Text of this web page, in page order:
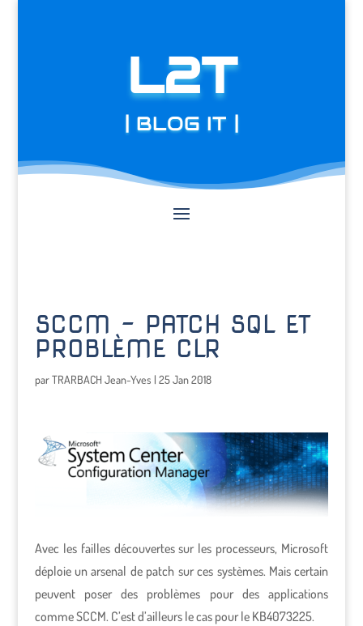
L2T
| BLOG IT |
SCCM – PATCH SQL ET
PROBLÈME CLR
parTRARBACH Jean-Yves | 25 Jan 2018
Avec les failles découvertes sur les processeurs, Microsoft
déploie un arsenal de patch sur ces systèmes. Mais certain
peuvent poser des problèmes pour des applications
comme SCCM. C’est d’ailleurs le cas pour le KB4073225.